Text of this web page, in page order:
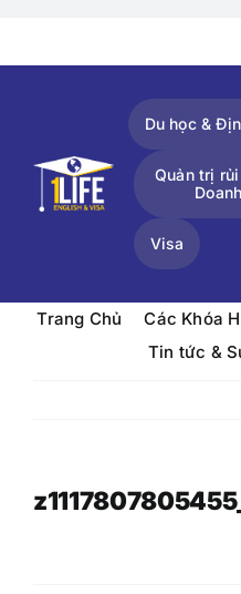
Du học &
Quản trị
Visa
Trang Chủ Các Khóa
Tin tức &